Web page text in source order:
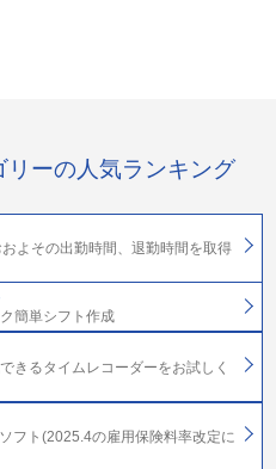
リーの人気ランキング
よその出勤時間、退勤時間を取得
簡単シフト作成
きるタイムレコーダーをお試しく
フト(2025.4の雇用保険料率改定に